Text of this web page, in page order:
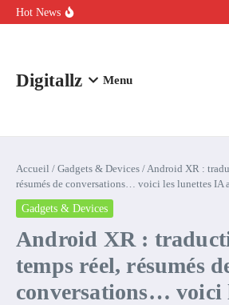
Aller au contenu
Hot News
Comment l’IA simplifie la data de
Digitallz Menu
Accueil / Gadgets & Devices /Android XR :
résumés de conversations… voici les lunettes IA
Gadgets & Devices
Android XR :
temps réel, résumés
conversations… voici